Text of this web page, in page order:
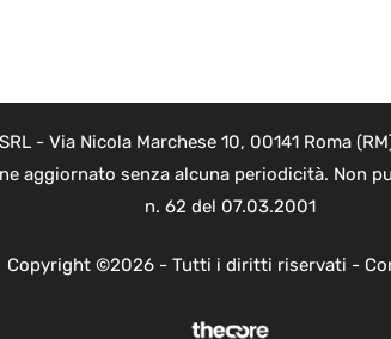
- Via Nicola Marchese 10, 00141 Roma
aggiornato senza alcuna periodicità. Non
n. 62 del 07.03.2001
Copyright ©2026 - Tutti i diritti riservati -